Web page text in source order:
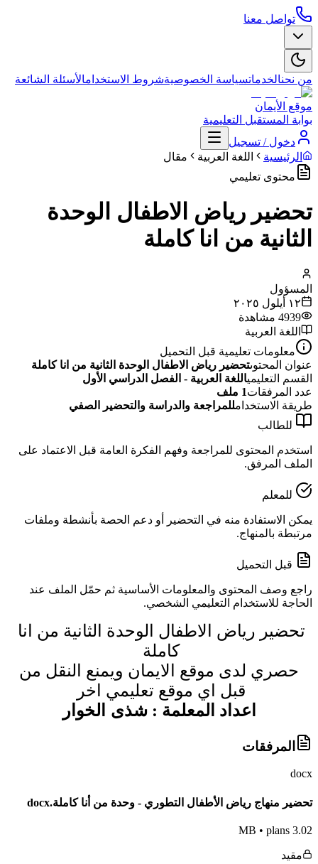
تواصل معنا
من نحنالخدماتسياسة الخصوصيةشروط الاستخدامالأسئلة الشائعة
موقع الأيمان
بوابة المستقبل التعليمية
دخول / تسجيل
الرئيسية
اللغة العربية
مقال
محتوى تعليمي
تحضير رياض الاطفال الوحدة
الثانية من انا كاملة
المسؤول
١٢ أيلول ٢٠٢٥
4939 مشاهدة
اللغة العربية
معلومات تعليمية قبل التحميل
عنوان المحتوىتحضير رياض الاطفال الوحدة الثانية من انا كاملة
القسم التعليمياللغة العربية - الفصل الدراسي الأول
عدد المرفقات1 ملف
طريقة الاستخدامللمراجعة والدراسة والتحضير الصفي
للطالب
استخدم المحتوى للمراجعة وفهم الفكرة العامة قبل الاعتماد على
الملف المرفق.
للمعلم
يمكن الاستفادة منه في التحضير أو دعم الحصة بأنشطة وملفات
مرتبطة بالمنهاج.
قبل التحميل
راجع وصف المحتوى والمعلومات الأساسية ثم حمّل الملف عند
الحاجة للاستخدام التعليمي الشخصي.
تحضير رياض الاطفال الوحدة الثانية من انا
كاملة
حصري لدى موقع الايمان ويمنع النقل من
قبل اي موقع تعليمي اخر
اعداد المعلمة :شذى الخوار
المرفقات
docx
تحضير منهاج رياض الأطفال التطوري - وحدة من أنا كاملة.docx
3.02 MB
• plans
مقيد